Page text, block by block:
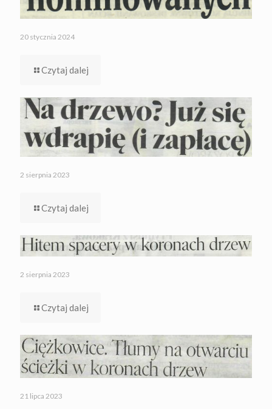
20 stycznia 2024
Czytaj dalej
2 sierpnia 2023
Czytaj dalej
2 sierpnia 2023
Czytaj dalej
21 lipca 2023